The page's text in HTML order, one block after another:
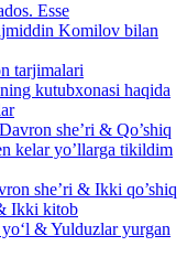
Esse
Komilov bilan
tarjimalari
kutubxonasi haqida
she’ri & Qo’shiq
kelar yo’llarga tikildim
she’ri & Ikki qo’shiq
Ikki kitob
& Yulduzlar yurgan